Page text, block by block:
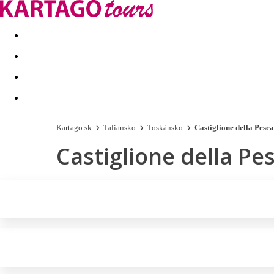
Last minute Dovolenkové kluby
Kartago.sk Taliansko Toskánsko Castiglione della
Castiglione della